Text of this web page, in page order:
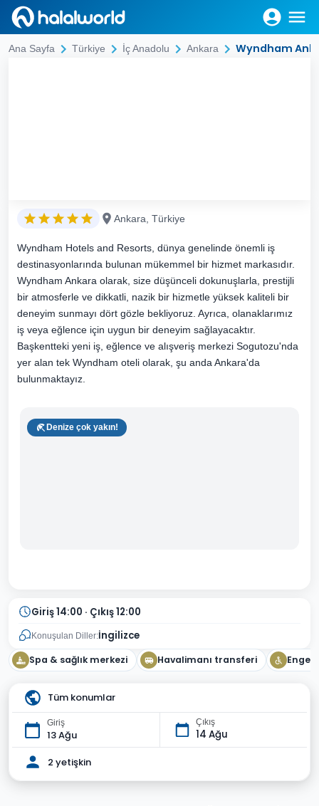
Ana Sayfa Türkiye İç Anadolu Ankara Wyndham
Ankara, Türkiye
Wyndham Hotels and Resorts, dünya genelinde önemli iş
destinasyonlarında bulunan mükemmel bir hizmet markasıdır.
Wyndham Ankara olarak, size düşünceli dokunuşlarla, prestijli
bir atmosferle ve dikkatli, nazik bir hizmetle yüksek kaliteli bir
deneyim sunmayı dört gözle bekliyoruz. Ayrıca, olanaklarımız
iş veya eğlence için uygun bir deneyim sağlayacaktır.
Başkentteki yeni iş, eğlence ve alışveriş merkezi Sogutozu'nda
yer alan tek Wyndham oteli olarak, şu anda Ankara'da
bulunmaktayız.
Denize çok yakın!
Giriş 14:00 · Çıkış 12:00
Konuşulan Diller:İngilizce
Spa & sağlık merkezi Havalimanı transferi
Tüm konumlar
Giriş
13 Ağu
Çıkış
14 Ağu
2 yetişkin